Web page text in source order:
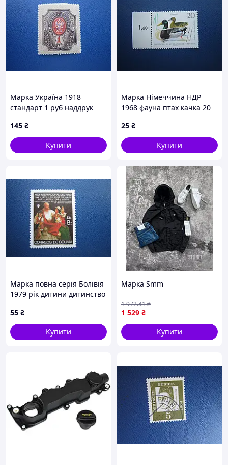
Марка Україна 1918
стандарт 1 руб наддрук
MH
145 ₴
Купити
Марка Німеччина НДР
1968 фауна птах качка 20
25 ₴
Купити
Марка повна серія Болівія
1979 рік дитини дитинство
MNH
55 ₴
Купити
Марка Smm
1 529 ₴
1 972.41₴
Купити